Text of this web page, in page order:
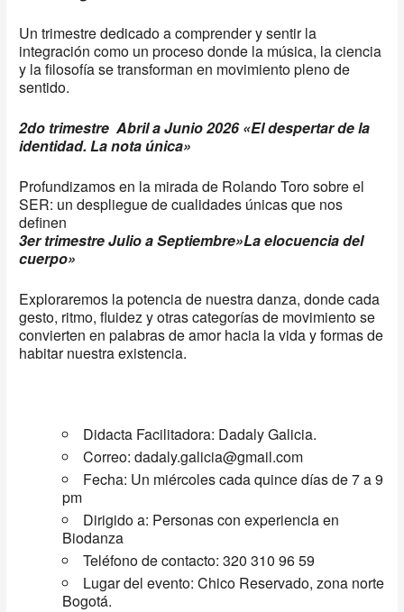
Un trimestre dedicado a comprender y sentir la
integración como un proceso donde la música, la ciencia
y la filosofía se transforman en movimiento pleno de
sentido.
2do trimestre Abril a Junio 2026 «El despertar de la
identidad. La nota única»
Profundizamos en la mirada de Rolando Toro sobre el
SER: un despliegue de cualidades únicas que nos
definen
3er trimestre Julio a Septiembre»La elocuencia del
cuerpo»
Exploraremos la potencia de nuestra danza, donde cada
gesto, ritmo, fluidez y otras categorías de movimiento se
convierten en palabras de amor hacia la vida y formas de
habitar nuestra existencia.
Didacta Facilitadora: Dadaly Galicia.
Correo:dadaly.galicia@gmail.com
Fecha: Un miércoles cada quince días de 7 a 9
pm
Dirigido a: Personas con experiencia en
Biodanza
Teléfono de contacto: 320 310 96 59
Lugar del evento: Chico Reservado, zona norte
Bogotá.